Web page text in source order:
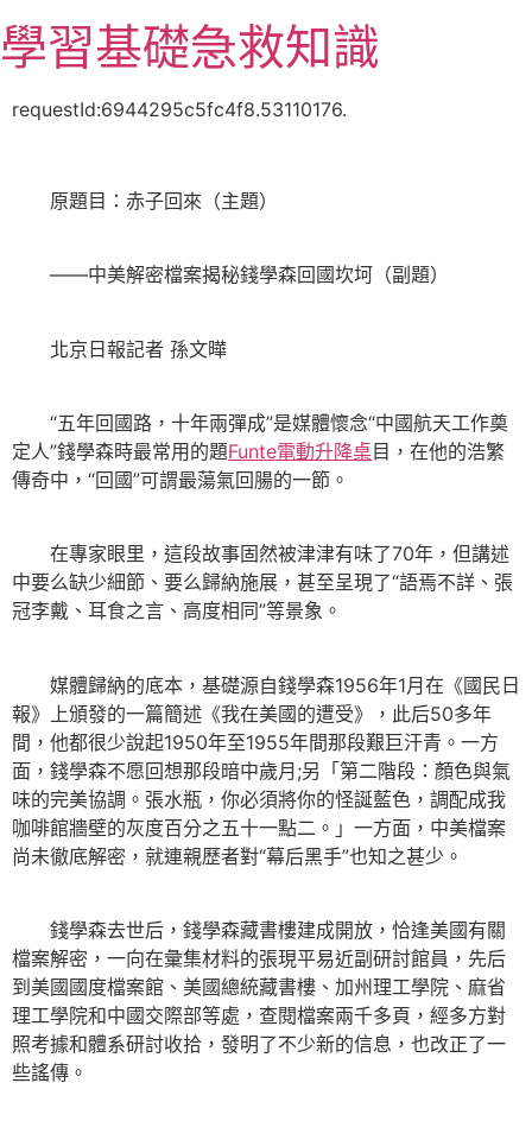
至
主
學習基礎急救知識
requestId:6944295c5fc4f8.53110176.
原題目：赤子回來（主題）
——中美解密檔案揭秘錢學森回國坎坷（副題）
北京日報記者 孫文曄
“五年回國路，十年兩彈成”是媒體懷念“中國航天工作奠
定人”錢學森時最常用的題Funte電動升降桌目，在他的浩繁
傳奇中，“回國”可謂最蕩氣回腸的一節。
在專家眼里，這段故事固然被津津有味了70年，但講述
中要么缺少細節、要么歸納施展，甚至呈現了“語焉不詳、張
冠李戴、耳食之言、高度相同”等景象。
媒體歸納的底本，基礎源自錢學森1956年1月在《國民日
報》上頒發的一篇簡述《我在美國的遭受》，此后50多年
間，他都很少說起1950年至1955年間那段艱巨汗青。一方
面，錢學森不愿回想那段暗中歲月;另「第二階段：顏色與氣
味的完美協調。張水瓶，你必須將你的怪誕藍色，調配成我
咖啡館牆壁的灰度百分之五十一點二。」一方面，中美檔案
尚未徹底解密，就連親歷者對“幕后黑手”也知之甚少。
錢學森去世后，錢學森藏書樓建成開放，恰逢美國有關
檔案解密，一向在彙集材料的張現平易近副研討館員，先后
到美國國度檔案館、美國總統藏書樓、加州理工學院、麻省
理工學院和中國交際部等處，查閱檔案兩千多頁，經多方對
照考據和體系研討收拾，發明了不少新的信息，也改正了一
些謠傳。